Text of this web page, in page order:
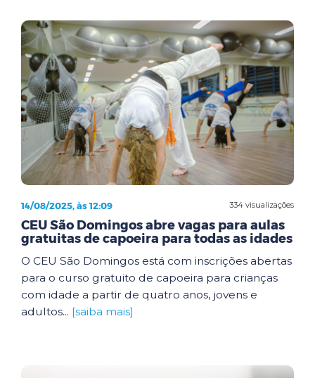
334 visualizações
14/08/2025, às 12:09
CEU São Domingos abre vagas para aulas
gratuitas de capoeira para todas as idades
O CEU São Domingos está com inscrições abertas
para o curso gratuito de capoeira para crianças
com idade a partir de quatro anos, jovens e
adultos... [saiba mais]